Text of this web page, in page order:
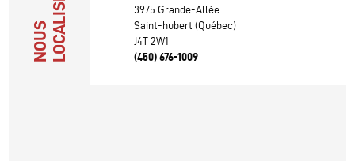
NOUSLOCALISER
3975 Grande-Allée
Saint-hubert (Québec)
J4T 2W1
(450) 676-1009